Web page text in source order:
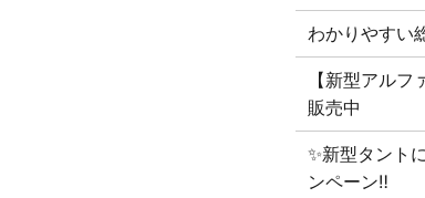
わかりやすい
【新型アル
販売中
✨新型タント
ンペーン‼